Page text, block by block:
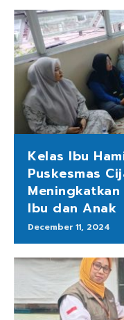
Kelas Ibu
Puskesmas
Ibu dan Anak
December 11, 2024